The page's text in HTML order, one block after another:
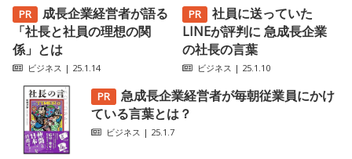
成長企業経営者が語る
「社長と社員の理想の関
係」とは
ビジネス | 25.1.14
社員に送っていた
LINEが評判に 急成長企業
の社長の言葉
ビジネス | 25.1.10
急成長企業経営者が毎朝従業員にかけ
ている言葉とは？
ビジネス | 25.1.7